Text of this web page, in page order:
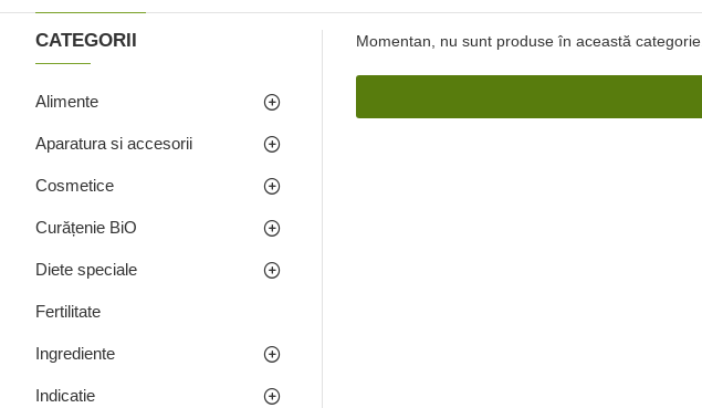
CATEGORII
Alimente
Aparatura si accesorii
Cosmetice
Curățenie BiO
Diete speciale
Fertilitate
Ingrediente
Indicatie
Momentan, nu sunt produse în această categorie.